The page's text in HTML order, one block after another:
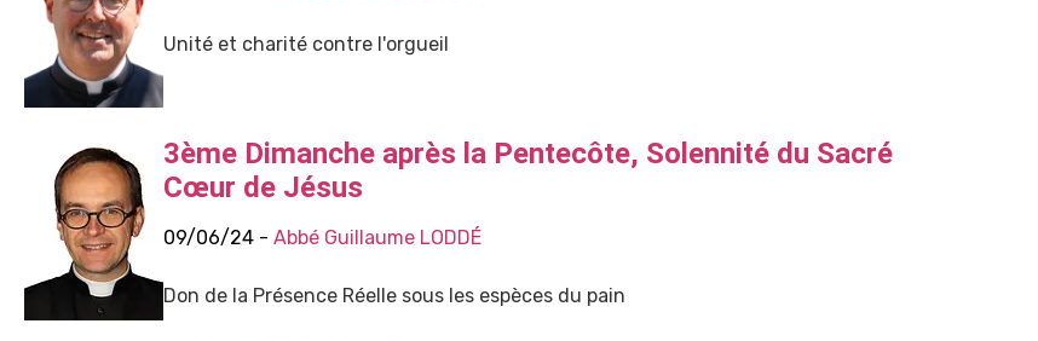
Unité et charité contre l'orgueil
3ème Dimanche après la Pentecôte, Solennité du Sacré
Cœur de Jésus
09/06/24 - Abbé Guillaume LODDÉ
Don de la Présence Réelle sous les espèces du pain